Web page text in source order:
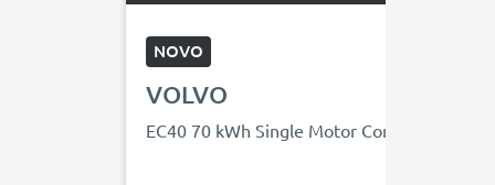
NOVO
VOLVO
EC40 70 kWh Single Motor Core